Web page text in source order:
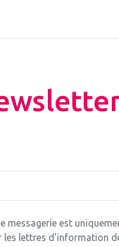
messagerie est
les lettres d'information